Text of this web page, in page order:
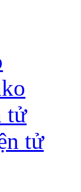
tử
tử